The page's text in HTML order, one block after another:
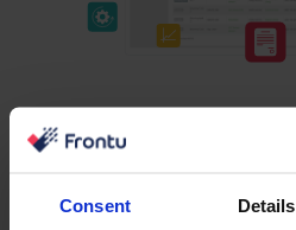
Consent Details
Okozati összefüggés
amellyel minden jó